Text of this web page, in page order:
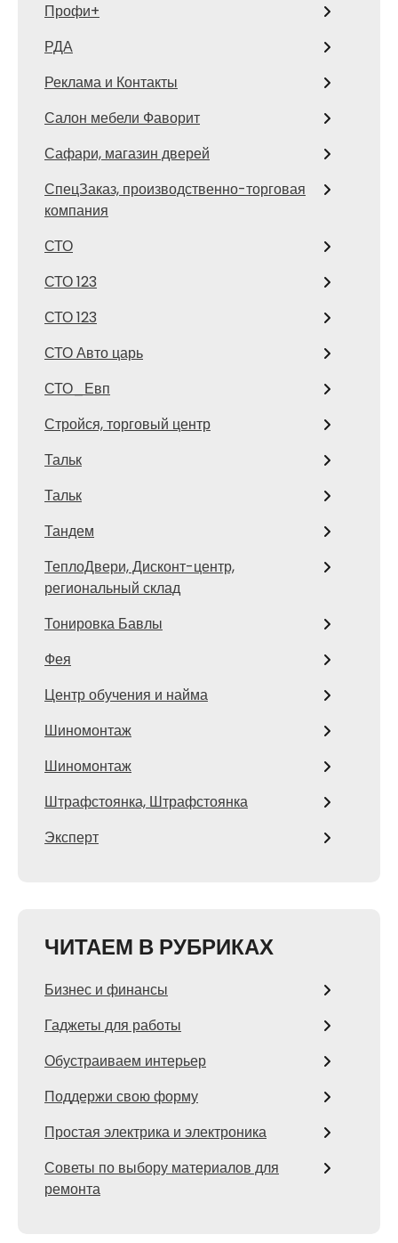
Профи+
РДА
Реклама и Контакты
Салон мебели Фаворит
Сафари, магазин дверей
СпецЗаказ, производственно-торговая
компания
СТО
СТО 123
СТО 123
СТО Авто царь
СТО_Евп
Стройся, торговый центр
Тальк
Тальк
Тандем
ТеплоДвери, Дисконт-центр,
региональный склад
Тонировка Бавлы
Фея
Центр обучения и найма
Шиномонтаж
Шиномонтаж
Штрафстоянка, Штрафстоянка
Эксперт
ЧИТАЕМ В РУБРИКАХ
Бизнес и финансы
Гаджеты для работы
Обустраиваем интерьер
Поддержи свою форму
Простая электрика и электроника
Советы по выбору материалов для
ремонта